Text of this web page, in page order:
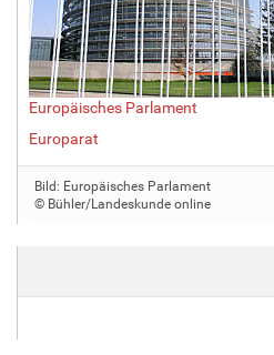
Europäisches Parlament
Europarat
Bild: Europäisches Parlament
© Bühler/Landeskunde online